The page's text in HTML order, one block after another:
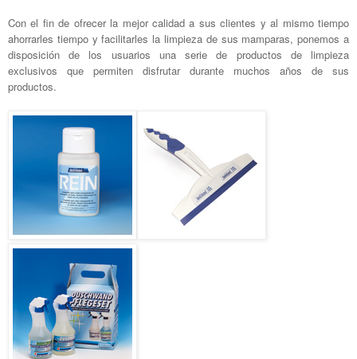
Con el fin de ofrecer la mejor calidad a sus clientes y al mismo tiempo
ahorrarles tiempo y facilitarles la limpieza de sus mamparas, ponemos a
disposición de los usuarios una serie de productos de limpieza
exclusivos que permiten disfrutar durante muchos años de sus
productos.